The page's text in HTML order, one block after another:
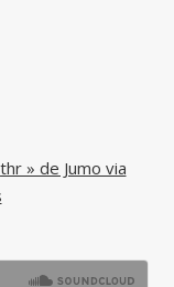
» de Jumo via